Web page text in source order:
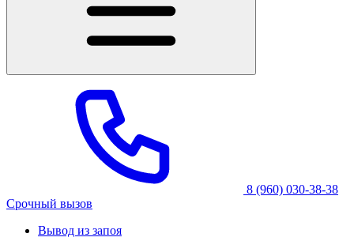
8 (960) 030-38-38
Срочный вызов
Вывод из запоя